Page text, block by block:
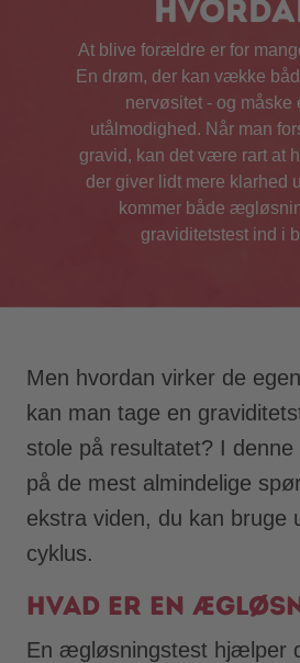
At blive forældre er for
En drøm, der kan vække
nervøsitet - og måske
utålmodighed. Når man
gravid, kan det være rart at
der giver lidt mere klarhed
kommer både
graviditetstest ind i
Men hvordan virker de
kan man tage en
stole på resultatet? I
på de mest almindelige
ekstra viden, du kan bruge
cyklus.
Hvad er en
En ægløsningstest hjælper